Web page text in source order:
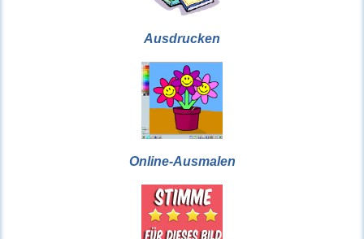
Ausdrucken
Online-Ausmalen